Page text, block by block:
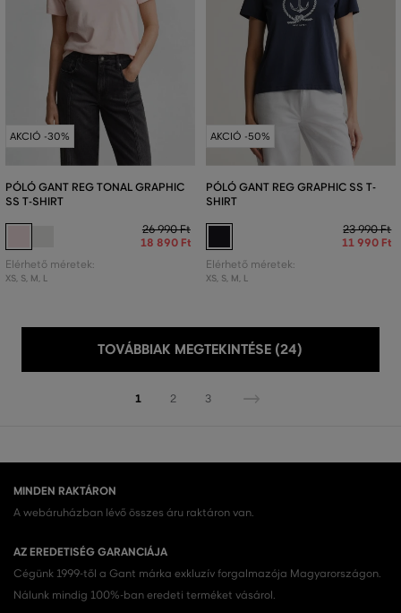
AKCIÓ -30%
PÓLÓ GANT REG TONAL GRAPHIC
SS T-SHIRT
26 990 Ft
18 890 Ft
Elérhető méretek:
XS, S, M, L
AKCIÓ -50%
PÓLÓ GANT REG GRAPHIC SS T-
SHIRT
23 990 Ft
11 990 Ft
Elérhető méretek:
XS, S, M, L
TOVÁBBIAK MEGTEKINTÉSE (24)
1 2 3
MINDEN RAKTÁRON
A webáruházban lévő összes áru raktáron van.
AZ EREDETISÉG GARANCIÁJA
Cégünk 1999-től a Gant márka exkluzív forgalmazója Magyarországon.
Nálunk mindig 100%-ban eredeti terméket vásárol.